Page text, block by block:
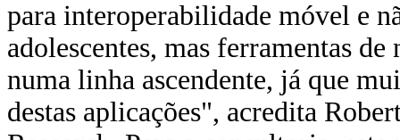
para interoperabilidade móvel e
adolescentes, mas ferramentas
numa linha ascendente, já que
destas aplicações", acredita